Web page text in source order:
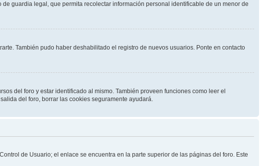
guardia legal, que permita recolectar información personal identificable de un menor de
También pudo haber deshabilitado el registro de nuevos usuarios. Ponte en contacto
del foro y estar identificado al mismo. También proveen funciones como leer el
del foro, borrar las cookies seguramente ayudará.
de Usuario; el enlace se encuentra en la parte superior de las páginas del foro. Este